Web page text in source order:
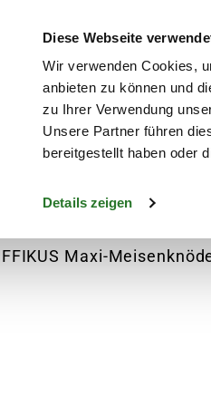
Diese Webseite
Wir verwenden Cookies,
anbieten zu können und
zu Ihrer Verwendung
Unsere Partner führen
bereitgestellt haben oder
Details zeigen
Blumen
Vogelfutter